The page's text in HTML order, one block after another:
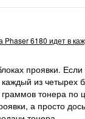
Phaser 6180 идет в
проявки.
из четырех
тонера по
а просто